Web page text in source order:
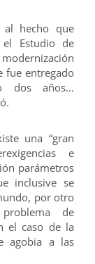
al hecho que
el Estudio de
fue entregado
dos años…
una “gran
e
parámetros
inclusive se
por otro
de
el caso de la
agobia a las